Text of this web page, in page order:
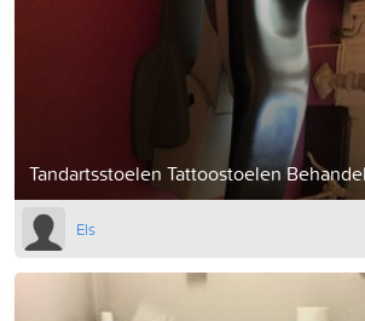
Tandartsstoelen Tattoostoelen
Els